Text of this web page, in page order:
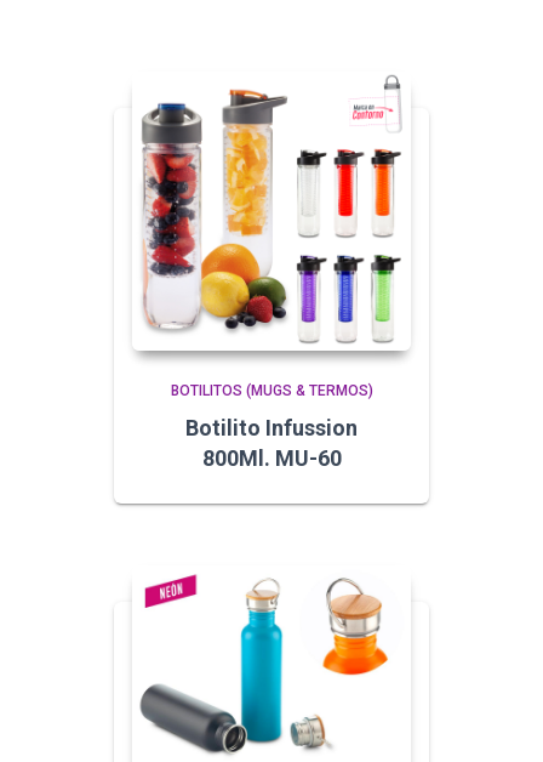
BOTILITOS (MUGS & TERMOS)
Botilito Infussion
800Ml. MU-60